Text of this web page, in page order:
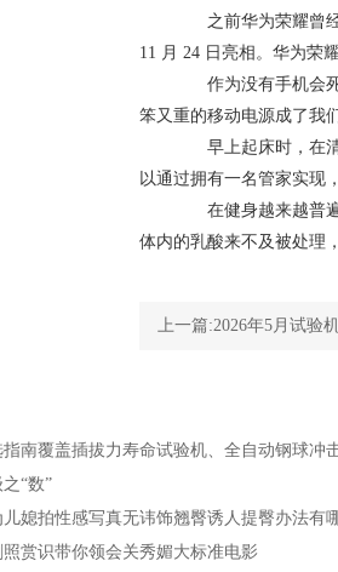
之前华为荣耀曾经
11 月 24 日亮相。华为荣
作为没有手机会死
笨又重的移动电源成了我
早上起床时，在清
以通过拥有一名管家实现
在健身越来越普遍
体内的乳酸来不及被处理
上一篇:2026年5月试验
南覆盖插拔力寿命试验机、全自动钢球冲
“数”
儿媳拍性感写真无讳饰翘臀诱人提臀办法有
照赏识带你领会关秀媚大标准电影